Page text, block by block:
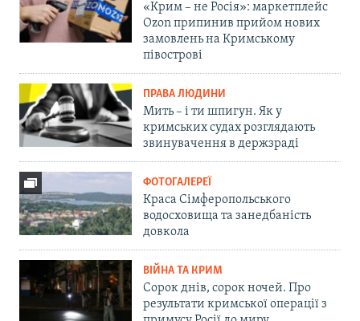
«Крим – не Росія»: маркетплейс
Ozon припинив прийом нових
замовлень на Кримському
півострові
ПРАВА ЛЮДИНИ
Мить – і ти шпигун. Як у
кримських судах розглядають
звинувачення в держзраді
ФОТОГАЛЕРЕЇ
Краса Сімферопольського
водосховища та занедбаність
довкола
ВІЙНА ТА КРИМ
Сорок днів, сорок ночей. Про
результати кримської операції з